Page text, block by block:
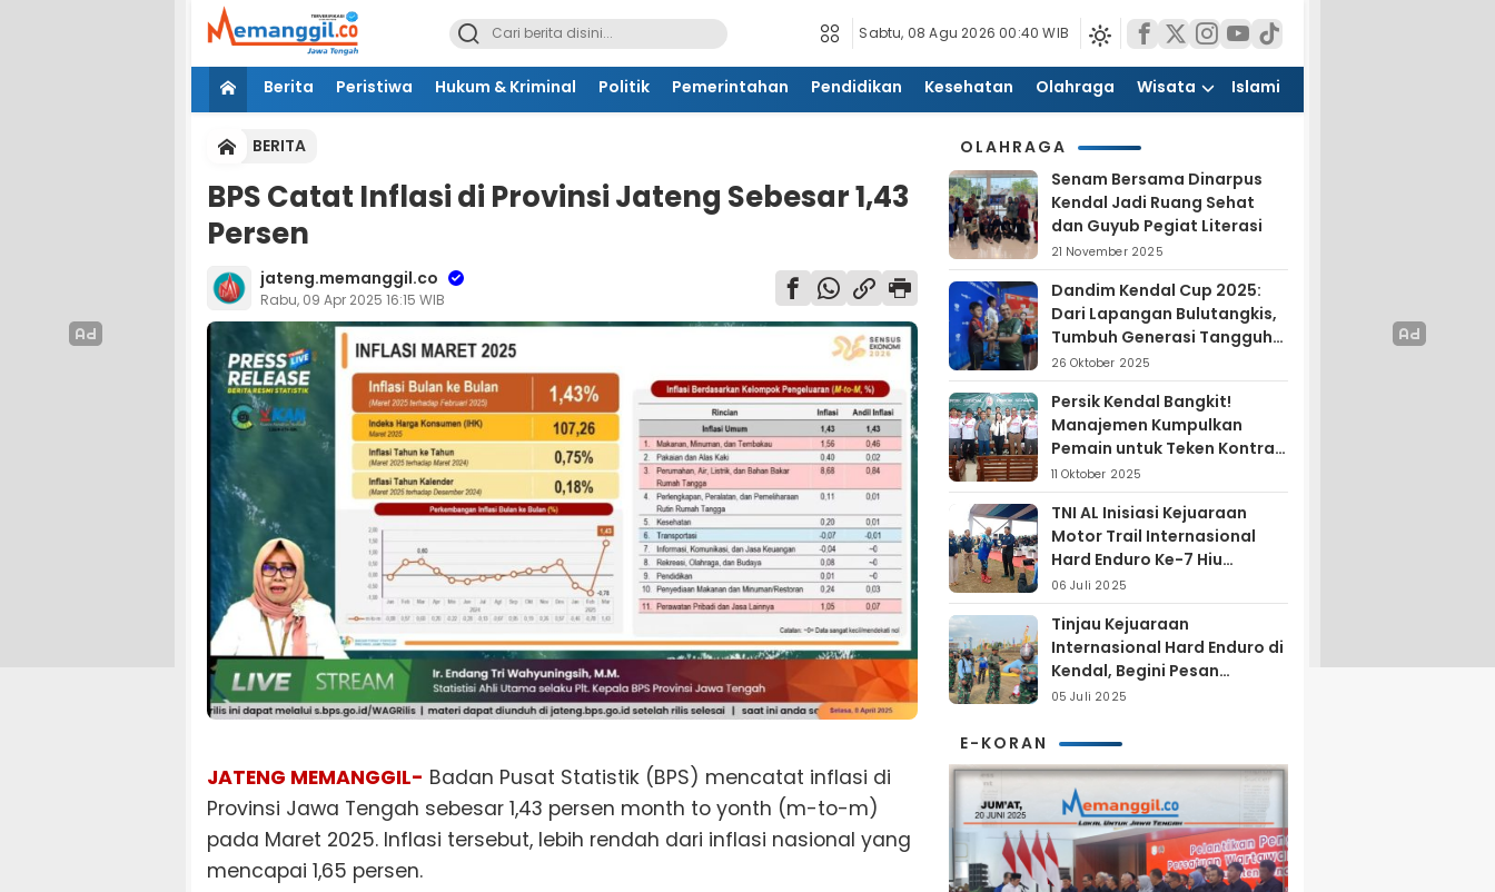
Sabtu, 08 Agu 2026 00:40 WIB
Berita Peristiwa Hukum & Kriminal Politik Pemerintahan Pendidikan Kesehatan Olahraga Wisata Islami
BERITA
BPS Catat Inflasi di Provinsi Jateng Sebesar 1,43
Persen
jateng.memanggil.co
Rabu, 09 Apr 2025 16:15 WIB
JATENG MEMANGGIL- Badan Pusat Statistik (BPS) mencatat inflasi di
Provinsi Jawa Tengah sebesar 1,43 persen month to yonth (m-to-m)
pada Maret 2025. Inflasi tersebut, lebih rendah dari inflasi nasional yang
mencapai 1,65 persen.
OLAHRAGA
Senam Bersama Dinarpus
Kendal Jadi Ruang Sehat
dan Guyub Pegiat Literasi
21 November 2025
Dandim Kendal Cup 2025:
Dari Lapangan Bulutangkis,
Tumbuh Generasi Tangguh
dan Nasionalis
26 Oktober 2025
Persik Kendal Bangkit!
Manajemen Kumpulkan
Pemain untuk Teken Kontrak
Jelang Liga 4
11 Oktober 2025
TNI AL Inisiasi Kejuaraan
Motor Trail Internasional
Hard Enduro Ke-7 Hiu
Selatan
06 Juli 2025
Tinjau Kejuaraan
Internasional Hard Enduro di
Kendal, Begini Pesan
Laksamana Pertama TNI AL
05 Juli 2025
E-KORAN